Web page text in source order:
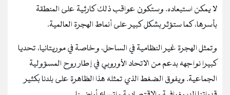
لا يمكن استبعاده. وستكون عواقب ذلك كارثية على المنطقة
بأسرها، كما ستؤثر بشكل كبير على أنماط الهجرة العالمية.
وتمثل الهجرة غير النظامية في الساحل، وخاصة في موريتانيا، تحديا
كبيرا نواجهه بدعم من الاتحاد الأوروبي في إطار روح المسؤولية
الجماعية. ويفوق الضغط الذي تمثله هذا الظاهرة على بلدنا بكثير